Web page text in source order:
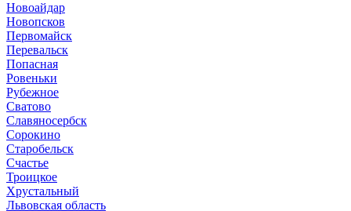
Новоайдар
Новопсков
Первомайск
Перевальск
Попасная
Ровеньки
Рубежное
Сватово
Славяносербск
Сорокино
Старобельск
Счастье
Троицкое
Хрустальный
Львовская область